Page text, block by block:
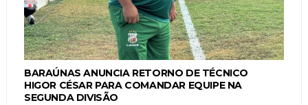
BARAÚNAS ANUNCIA RETORNO DE TÉCNICO
HIGOR CÉSAR PARA COMANDAR EQUIPE NA
SEGUNDA DIVISÃO